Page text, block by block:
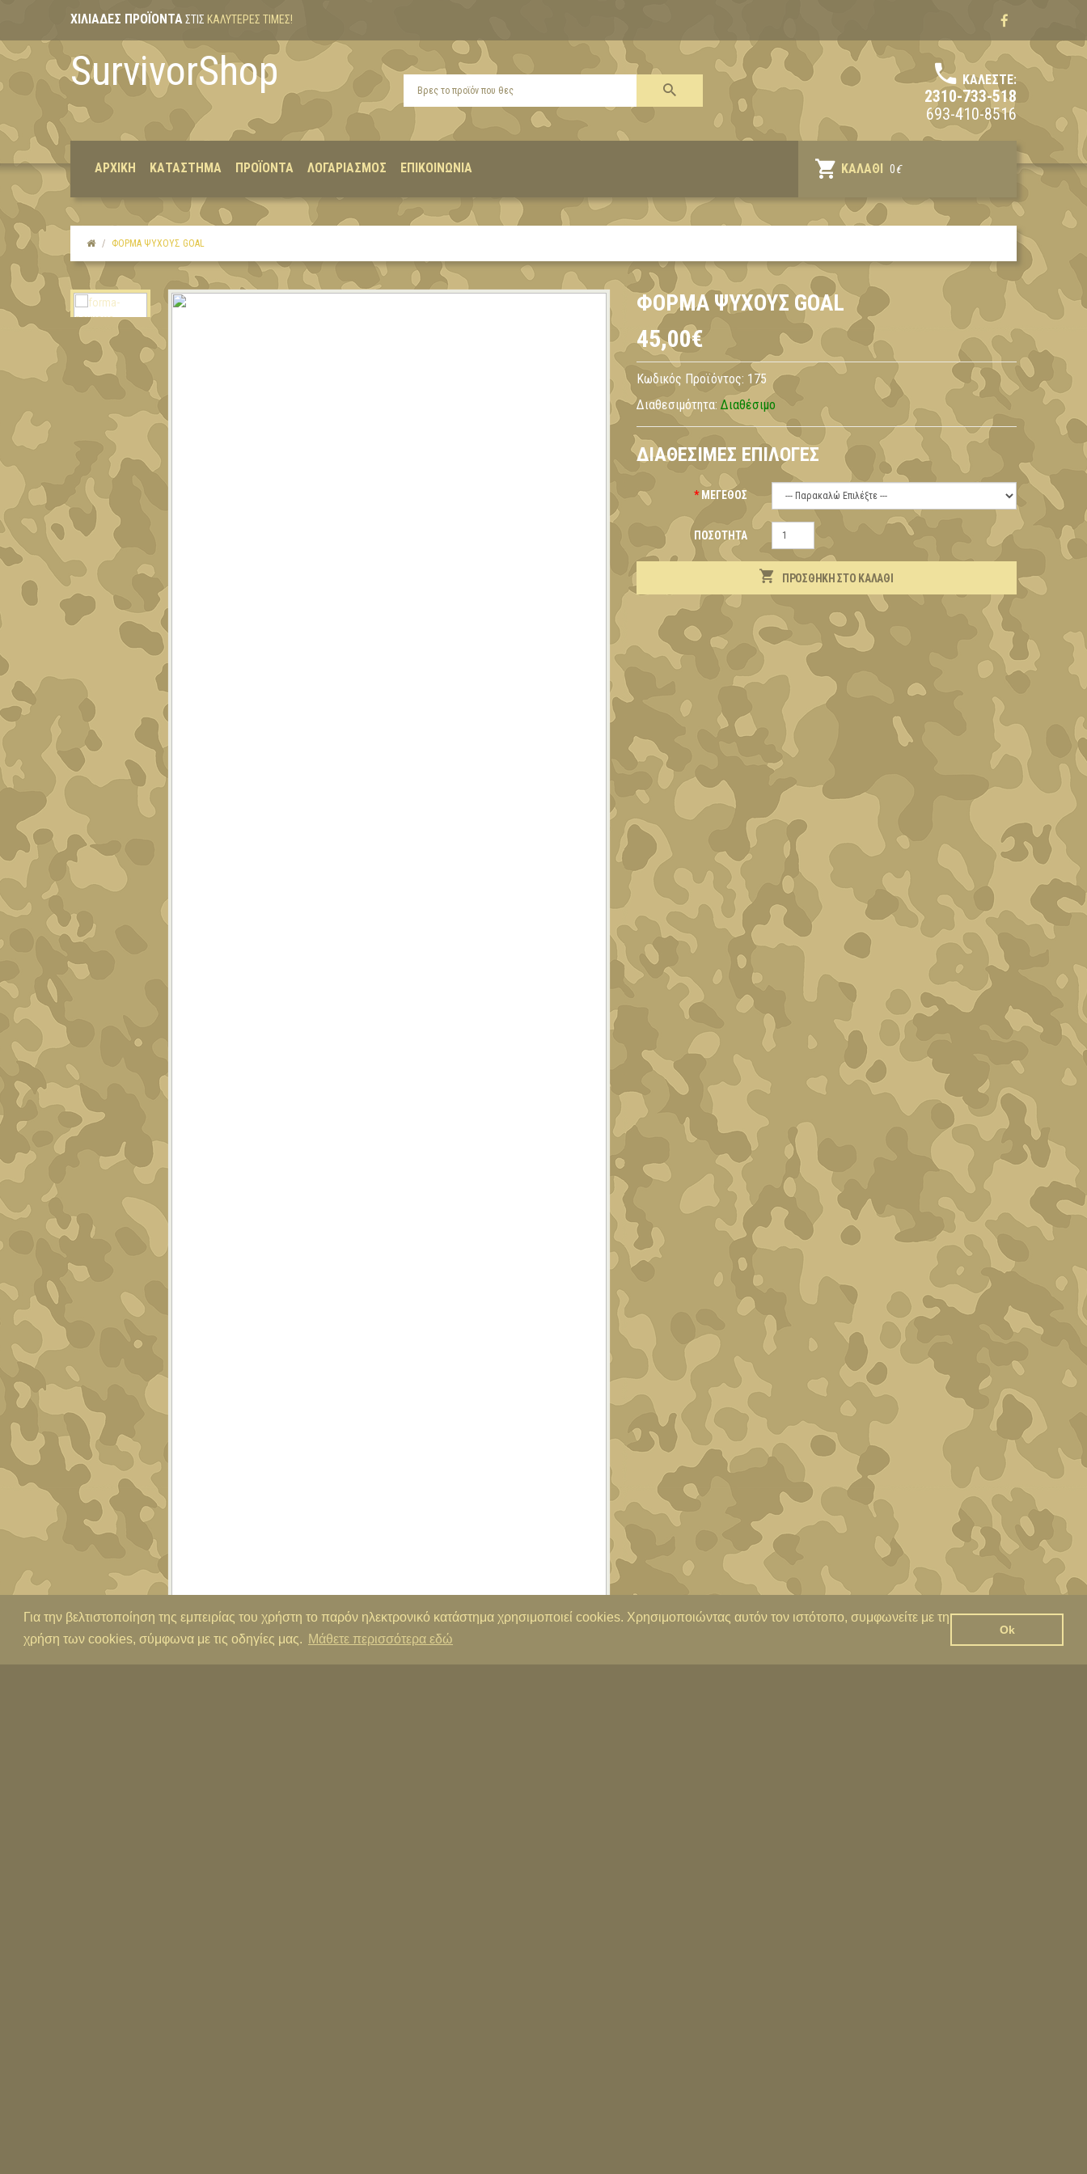
Για την βελτιστοποίηση της εμπειρίας του χρήστη το παρόν ηλεκτρονικό κατάστημα χρησιμοποιεί cookies. Χρησιμοποιώντας αυτόν τον ιστότοπο, συμφωνείτε με τη
χρήση των cookies, σύμφωνα με τις οδηγίες μας. Μάθετε περισσότερα εδώ
Ok
ΧΙΛΙΆΔΕΣ ΠΡΟΪΌΝΤΑΣΤΙΣ ΚΑΛΎΤΕΡΕΣ ΤΙΜΈΣ!
SurvivorShop ΚΑΛΈΣΤΕ:
2310-733-518
693-410-8516
ΚΑΛΆΘΙ 0€
ΑΡΧΙΚΉ ΚΑΤΆΣΤΗΜΑ ΠΡΟΪΌΝΤΑ ΛΟΓΑΡΙΑΣΜΌΣ ΕΠΙΚΟΙΝΩΝΊΑ
ΦΌΡΜΑ ΨΎΧΟΥΣ GOAL
ΦΌΡΜΑ ΨΎΧΟΥΣ GOAL
45,00€
Κωδικός Προϊόντος: 175
Διαθεσιμότητα: Διαθέσιμο
ΔΙΑΘΈΣΙΜΕΣ ΕΠΙΛΟΓΈΣ
ΜΈΓΕΘΟΣ
ΠΟΣΌΤΗΤΑ
ΠΡΟΣΘΉΚΗ ΣΤΟ ΚΑΛΆΘΙ